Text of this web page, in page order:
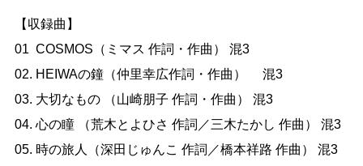
【収録曲】
01  COSMOS（ミマス 作詞・作曲） 混3
02. HEIWAの鐘（仲里幸広作詞・作曲）　 混3
03. 大切なもの （山崎朋子 作詞・作曲） 混3
04. 心の瞳 （荒木とよひさ 作詞／三木たかし 作曲） 混3
05. 時の旅人（深田じゅんこ 作詞／橋本祥路 作曲） 混3